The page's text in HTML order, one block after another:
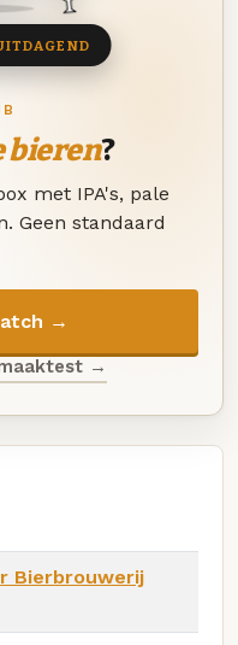
bieren?
met IPA's, pale
Geen standaard
→
→
Bierbrouwerij